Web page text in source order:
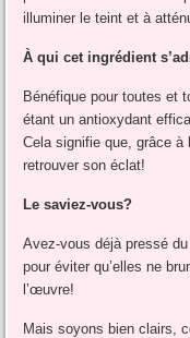
illuminer le teint et à
À qui cet ingrédient
Bénéfique pour toutes et
étant un antioxydant
Cela signifie que, grâce
retrouver son éclat!
Le saviez-vous?
Avez-vous déjà pressé
pour éviter qu’elles ne
l’œuvre!
Mais soyons bien clairs,